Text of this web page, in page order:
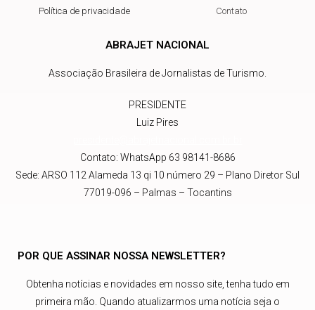
Política de privacidade
Contato
ABRAJET NACIONAL
Associação Brasileira de Jornalistas de Turismo.
PRESIDENTE
Luiz Pires
Contato: WhatsApp 63 98141-8686
Sede: ARSO 112 Alameda 13 qi 10 número 29 – Plano Diretor Sul
77019-096 – Palmas – Tocantins
POR QUE ASSINAR NOSSA NEWSLETTER?
Obtenha notícias e novidades em nosso site, tenha tudo em
primeira mão. Quando atualizarmos uma notícia seja o